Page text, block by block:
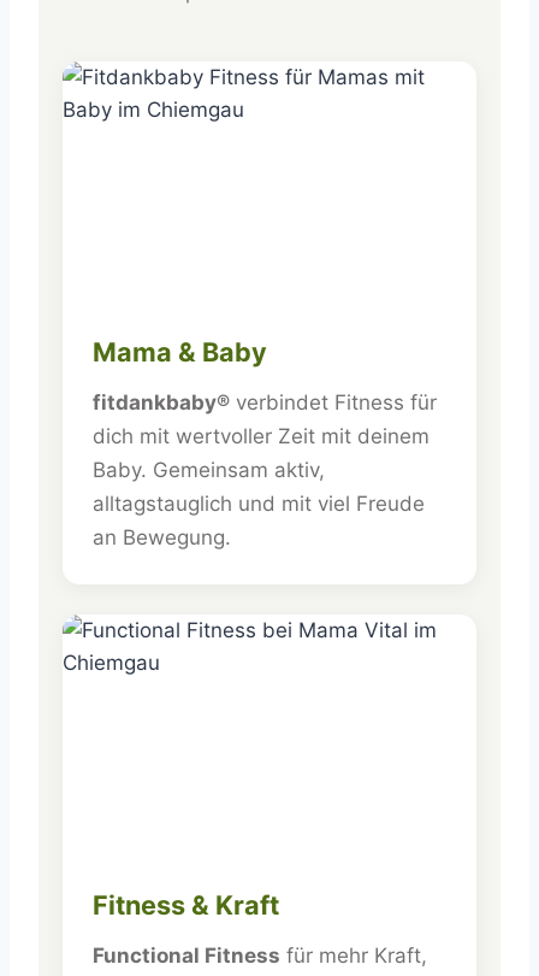
Mama & Baby
fitdankbaby® verbindet Fitness für
dich mit wertvoller Zeit mit deinem
Baby. Gemeinsam aktiv,
alltagstauglich und mit viel Freude
an Bewegung.
Fitness & Kraft
Functional Fitness für mehr Kraft,